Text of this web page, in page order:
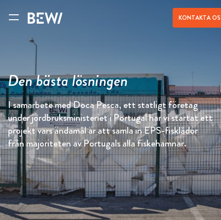
KONTAKTA
Den bästa lösningen
I samarbete med Doca Pesca, ett statligt företag
under jordbruksministeriet i Portugal har vi startat ett
projekt vars ändamål är att samla in EPS-fisklådor
från majoriteten av Portugals alla fiskehamnar.